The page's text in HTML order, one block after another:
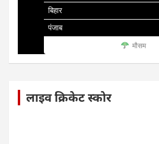
बिहार
पंजाब
मौसम
लाइव क्रिकेट स्कोर